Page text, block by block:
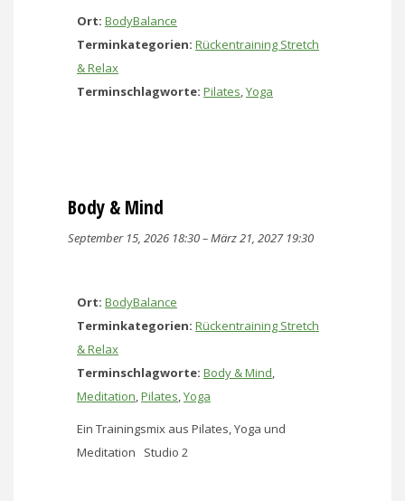
Ort: BodyBalance
Terminkategorien: Rückentraining Stretch
& Relax
Terminschlagworte: Pilates,Yoga
Body & Mind
September 15, 2026 18:30–März 21, 2027 19:30
Ort: BodyBalance
Terminkategorien: Rückentraining Stretch
& Relax
Terminschlagworte: Body & Mind,
Meditation,Pilates,Yoga
Ein Trainingsmix aus Pilates, Yoga und
Meditation Studio 2